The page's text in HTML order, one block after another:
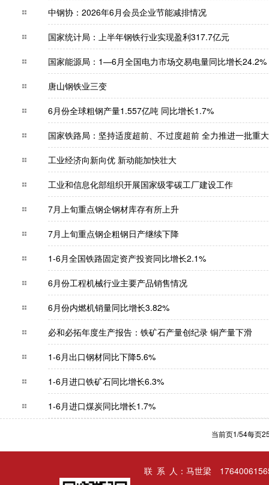
中钢协：2026年6月会员企业节能减排情况
国家统计局：上半年钢铁行业实现盈利317.7亿
国家能源局：1—6月全国电力市场交易电量同比
唐山钢铁业三变
6月份全球粗钢产量1.557亿吨 同比增长1.7%
国家铁路局：坚持适度超前、不过度超前 全力推
工业经济向新向优 新动能加快壮大
工业和信息化部组织开展国家级零碳工厂建设工
7月上旬重点钢企钢材库存有所上升
7月上旬重点钢企粗钢日产继续下降
1-6月全国铁路固定资产投资同比增长2.1%
6月份工程机械行业主要产品销售情况
6月份内燃机销量同比增长3.82%
必和必拓年度生产报告：铁矿石产量创纪录 铜产
1-6月出口钢材同比下降5.6%
1-6月进口铁矿石同比增长6.3%
1-6月进口煤炭同比增长1.7%
当前页1/54每页
联 系 人：马世梁